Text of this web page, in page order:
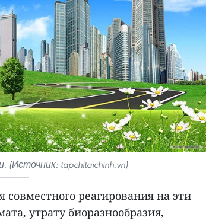
tapchitaichinh.vn)
реагирования на эти
утрату биоразнообразия,